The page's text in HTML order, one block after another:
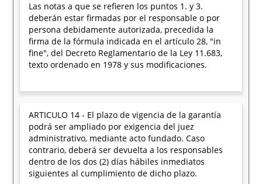
Las notas a que se refieren los puntos 1. y 3.
deberán estar firmadas por el responsable o por
persona debidamente autorizada, precedida la
firma de la fórmula indicada en el artículo 28, "in
fine", del Decreto Reglamentario de la Ley 11.683,
texto ordenado en 1978 y sus modificaciones.
ARTICULO 14 - El plazo de vigencia de la garantía
podrá ser ampliado por exigencia del juez
administrativo, mediante acto fundado. Caso
contrario, deberá ser devuelta a los responsables
dentro de los dos (2) días hábiles inmediatos
siguientes al cumplimiento de dicho plazo.